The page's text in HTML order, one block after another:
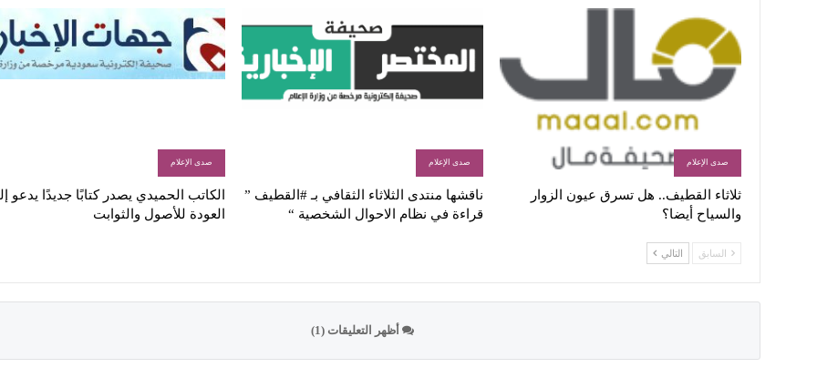
صدى الإعلام
ثلاثاء القطيف.. هل تسرق عيون الزوار
والسياح أيضا؟
صدى الإعلام
ناقشها منتدى الثلاثاء الثقافي بـ #القطيف ”
قراءة في نظام الاحوال الشخصية “
صدى الإعلام
الكاتب الحميدي يصدر كتابًا جديدًا يدعو
العودة للأصول والثوابت
السابق التالي
أظهر التعليقات (1)